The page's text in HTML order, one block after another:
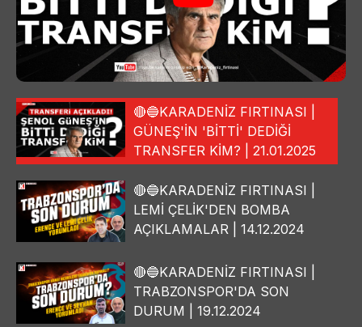
🔴🔵KARADENİZ FIRTINASI |
GÜNEŞ'İN 'BİTTİ' DEDİĞİ
TRANSFER KİM? | 21.01.2025
🔴🔵KARADENİZ FIRTINASI |
LEMİ ÇELİK'DEN BOMBA
AÇIKLAMALAR | 14.12.2024
🔴🔵KARADENİZ FIRTINASI |
TRABZONSPOR'DA SON
DURUM | 19.12.2024